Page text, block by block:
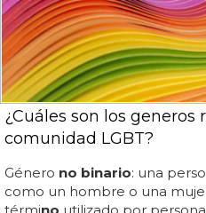
¿Cuáles son los generos
comunidad LGBT?
Género no binario: una
como un hombre o una